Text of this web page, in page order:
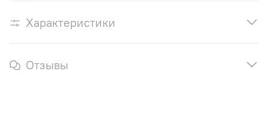
Характеристики
Отзывы